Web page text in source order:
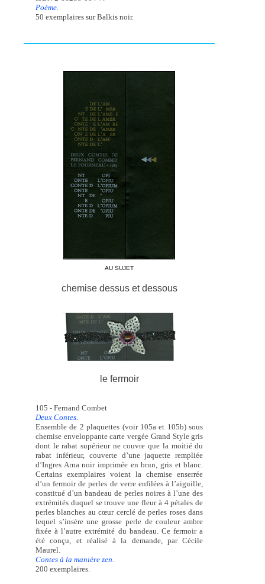
Poème.
50 exemplaires sur Balkis noir.
AU SUJET
chemise dessus et dessous
le fermoir
105 - Fernand Combet
Deux Contes.
Ensemble de 2 plaquettes (voir 105a et 105b) sous
chemise enveloppante carte vergée Grand Style gris
dont le rabat supérieur ne couvre que la moitié du
rabat inférieur, couverte d’une jaquette rempliée
d’Ingres Arna noir imprimée en brun, gris et blanc.
Certains exemplaires voient la chemise enserrée
d’un fermoir de perles de verre enfilées à l’aiguille,
constitué d’un bandeau de perles noires à l’une des
extrémités duquel se trouve une fleur à 4 pétales de
perles blanches au cœur cerclé de perles roses dans
lequel s’insère une grosse perle de couleur ambre
fixée à l’autre extrémité du bandeau. Ce fermoir a
été conçu, et réalisé à la demande, par Cécile
Maurel.
Contes à la manière zen.
200 exemplaires.